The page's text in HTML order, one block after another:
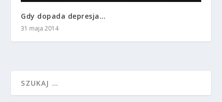
Gdy dopada depresja…
31 maja 2014